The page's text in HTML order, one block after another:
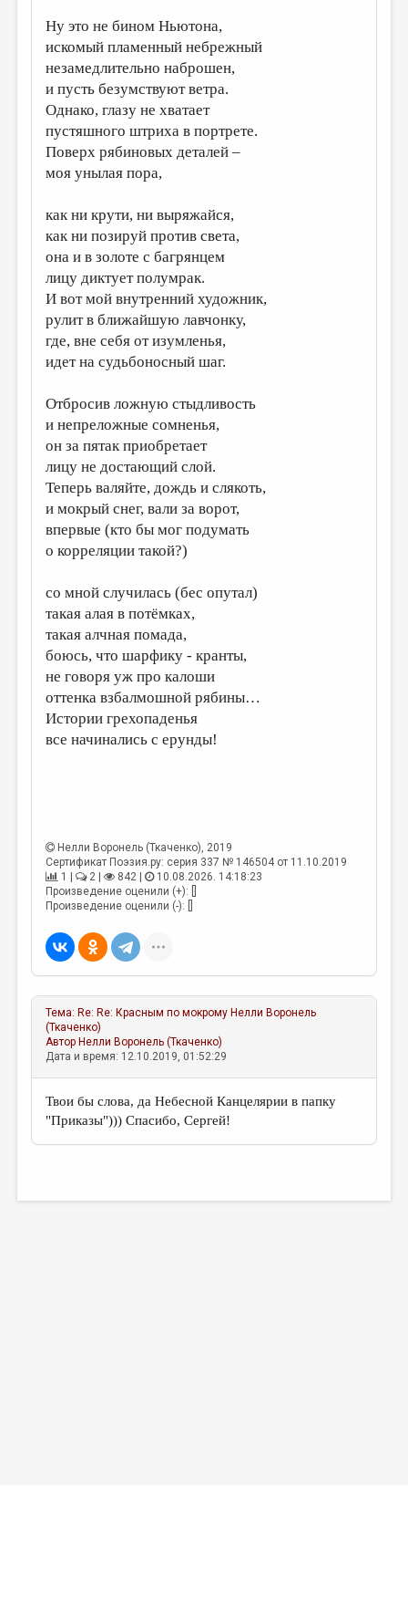
ЛИТЕРАТУРОВЕДЕНИЕ
КУЛЬТУРОВЕДЕНИЕ
ПУБЛИЦИСТИКА
РЕЦЕНЗИРОВАНИЕ
ЦИКЛЫ ПУБЛИКАЦИЙ
МЕДИА
ВКОНТАКТЕ
Ну это не бином Ньютона,
искомый пламенный небрежный
незамедлительно наброшен,
и пусть безумствуют ветра.
Однако, глазу не хватает
пустяшного штриха в портрете.
Поверх рябиновых деталей –
моя унылая пора,
как ни крути, ни выряжайся,
как ни позируй против света,
она и в золоте с багрянцем
лицу диктует полумрак.
И вот мой внутренний художник,
рулит в ближайшую лавчонку,
где, вне себя от изумленья,
идет на судьбоносный шаг.
Отбросив ложную стыдливость
и непреложные сомненья,
он за пятак приобретает
лицу не достающий слой.
Теперь валяйте, дождь и слякоть,
и мокрый снег, вали за ворот,
впервые (кто бы мог подумать
о корреляции такой?)
со мной случилась (бес опутал)
такая алая в потёмках,
такая алчная помада,
боюсь, что шарфику - кранты,
не говоря уж про калоши
оттенка взбалмошной рябины…
Истории грехопаденья
все начинались с ерунды!
Нелли Воронель (Ткаченко), 2019
Сертификат Поэзия.ру: серия 337 № 146504 от 11.10.2019
1 |
2 | 842 |
10.08.2026. 14:18:23
Произведение оценили (+): []
Произведение оценили (-): []
Тема: Re: Re: Красным по мокрому Нелли Воронель
(Ткаченко)
Автор Нелли Воронель (Ткаченко)
Дата и время: 12.10.2019, 01:52:29
Твои бы слова, да Небесной Канцелярии в папку
"Приказы"))) Спасибо, Сергей!